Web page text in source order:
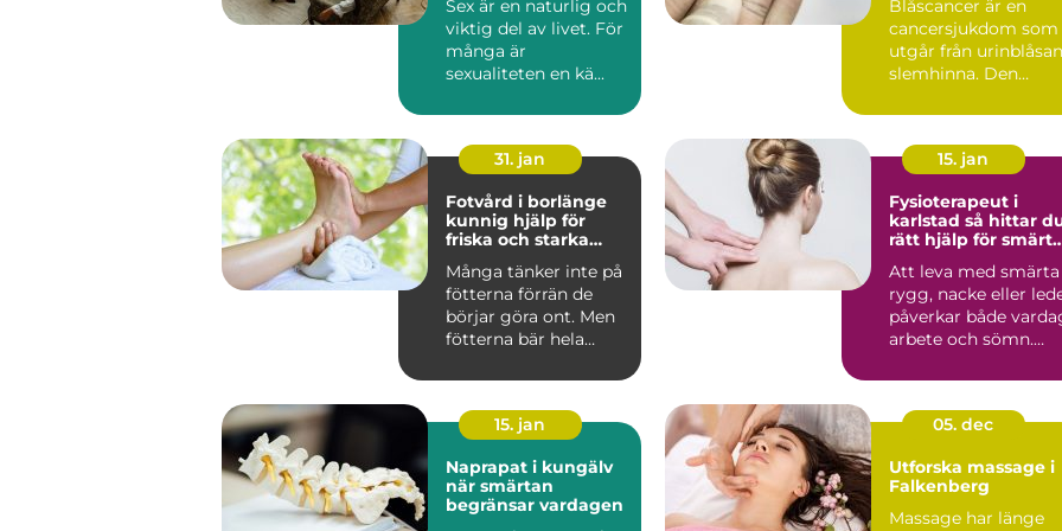
Sex är en naturlig och
viktig del av livet. För
många är
sexualiteten en kä...
Blåscancer är en
cancersjukdom som
utgår från
slemhinna. Den
person...
31. jan
Fotvård i borlänge
kunnig hjälp för
friska och starka
Många tänker inte på
fötterna förrän de
börjar göra ont. Men
fötterna bär hela
e...
15. jan
Fysioterapeut i
karlstad så hittar du
rätt hjälp för smärta
Att leva med smärta
rygg, nacke eller
påverkar både
arbete och sömn.
15. jan
Naprapat i kungälv
när smärtan
begränsar vardagen
05. dec
Utforska massage i
Falkenberg
Massage har länge